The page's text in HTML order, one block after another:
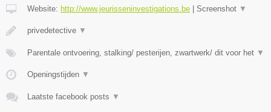
Website: http://www.jeurisseninvestigations.be | Screenshot ▼
privedetective ▼
Parentale ontvoering, stalking/ pesterijen, zwartwerk/ dit voor het ▼
Openingstijden ▼
Laatste facebook posts ▼